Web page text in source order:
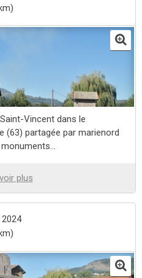
Vincent dans le
(63) partagée par marienord
plus
2024